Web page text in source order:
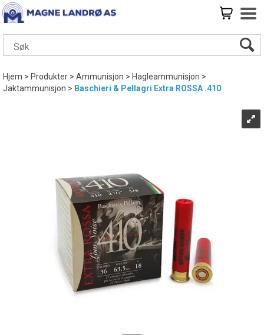
Hjem>Produkter>Ammunisjon>Hagleammunisjon>
Jaktammunisjon> Baschieri & Pellagri Extra ROSSA .410